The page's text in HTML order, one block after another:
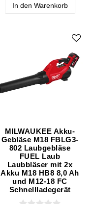
In den Warenkorb
MILWAUKEE Akku-
Gebläse M18 FBLG3-
802 Laubgebläse
FUEL Laub
Laubbläser mit 2x
Akku M18 HB8 8,0 Ah
und M12-18 FC
Schnellladegerät